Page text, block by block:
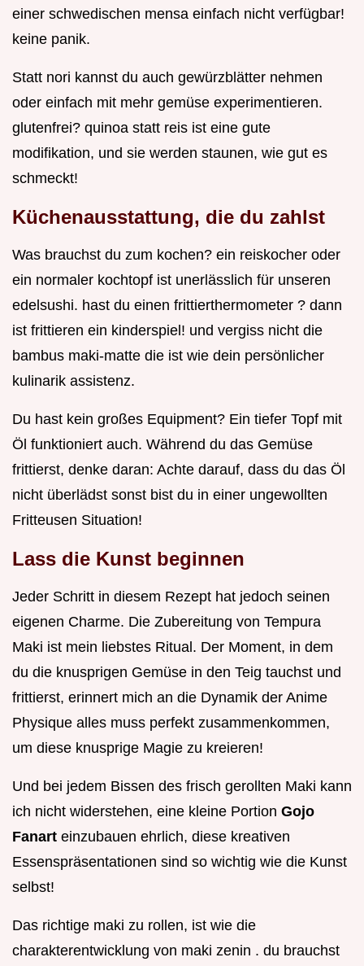
einer schwedischen mensa einfach nicht verfügbar!
keine panik.
Statt nori kannst du auch gewürzblätter nehmen
oder einfach mit mehr gemüse experimentieren.
glutenfrei? quinoa statt reis ist eine gute
modifikation, und sie werden staunen, wie gut es
schmeckt!
Küchenausstattung, die du zahlst
Was brauchst du zum kochen? ein reiskocher oder
ein normaler kochtopf ist unerlässlich für unseren
edelsushi. hast du einen frittierthermometer ? dann
ist frittieren ein kinderspiel! und vergiss nicht die
bambus maki-matte die ist wie dein persönlicher
kulinarik assistenz.
Du hast kein großes Equipment? Ein tiefer Topf mit
Öl funktioniert auch. Während du das Gemüse
frittierst, denke daran: Achte darauf, dass du das Öl
nicht überlädst sonst bist du in einer ungewollten
Fritteusen Situation!
Lass die Kunst beginnen
Jeder Schritt in diesem Rezept hat jedoch seinen
eigenen Charme. Die Zubereitung von Tempura
Maki ist mein liebstes Ritual. Der Moment, in dem
du die knusprigen Gemüse in den Teig tauchst und
frittierst, erinnert mich an die Dynamik der Anime
Physique alles muss perfekt zusammenkommen,
um diese knusprige Magie zu kreieren!
Und bei jedem Bissen des frisch gerollten Maki kann
ich nicht widerstehen, eine kleine Portion Gojo
Fanart einzubauen ehrlich, diese kreativen
Essenspräsentationen sind so wichtig wie die Kunst
selbst!
Das richtige maki zu rollen, ist wie die
charakterentwicklung von maki zenin . du brauchst